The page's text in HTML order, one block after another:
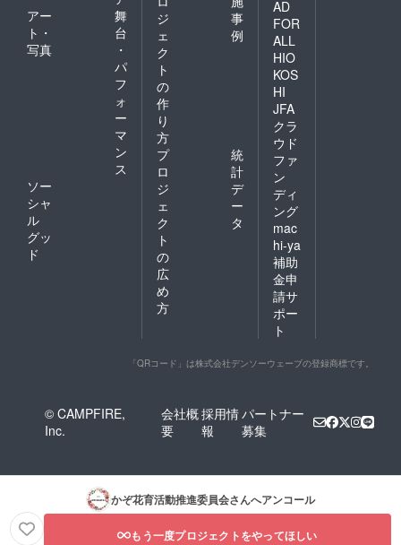
アー
ト・
写真
舞
台
・
パ
フ
ォ
ー
マ
ン
ス
ソー
シャ
ル
グッ
ド
ジ
ェ
ク
ト
の
作
り
方
事
例
プ
ロ
ジ
ェ
ク
ト
の
広
め
方
統
計
デ
ー
タ
AD
FOR
ALL
HIO
KOS
HI
JFA
クラ
ウド
ファ
ン
ディ
ング
mac
hi-ya
補助
金申
請サ
ポー
ト
「QRコード」は株式会社デンソーウェーブの登録商標です。
© CAMPFIRE,
Inc.
会社概
要
採用情
報
パートナー
募集
かぞ花育活動推進委員会さんへアンコール
もう一度プロジェクトをやってほしい